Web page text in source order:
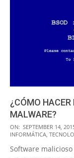
¿CÓMO HACER
MALWARE?
2015-
09-
14
ON: SEPTEMBER 14,
INFORMÁTICA
Software